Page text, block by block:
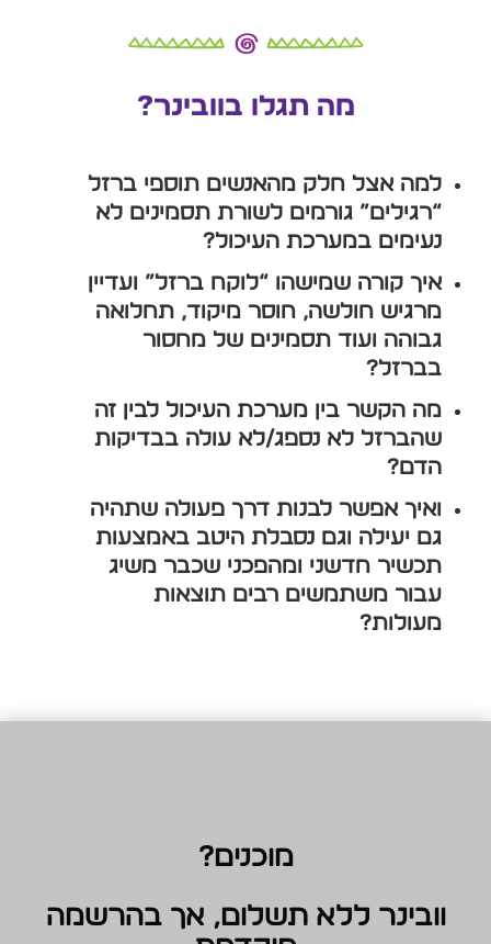
מה תגלו בוובינר?
למה אצל חלק מהאנשים תוספי ברזל
“רגילים” גורמים לשורת תסמינים לא
נעימים במערכת העיכול?
איך קורה שמישהו “לוקח ברזל” ועדיין
מרגיש חולשה, חוסר מיקוד, תחלואה
גבוהה ועוד תסמינים של מחסור
בברזל?
מה הקשר בין מערכת העיכול לבין זה
שהברזל לא נספג/לא עולה בבדיקות
הדם?
ואיך אפשר לבנות דרך פעולה שתהיה
גם יעילה וגם נסבלת היטב באמצעות
תכשיר חדשני ומהפכני שכבר משיג
עבור משתמשים רבים תוצאות
מעולות?
מוכנים?
וובינר ללא תשלום, אך בהרשמה